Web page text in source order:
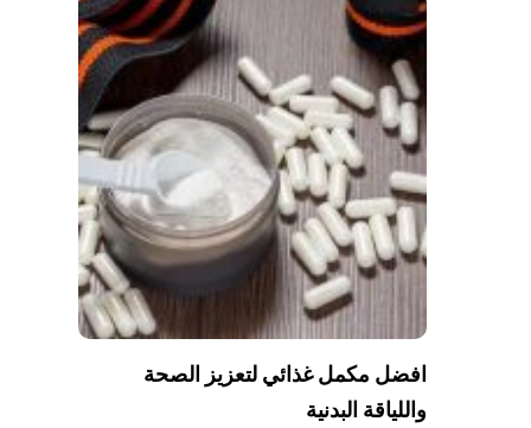
افضل مكمل غذائي لتعزيز الصحة
واللياقة البدنية